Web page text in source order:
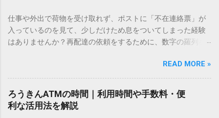
必要はありません。 1. なぜ「変換」しても旧字・外字が出て
こないのか？ そもそも、なぜ普通の変換で出てこない漢字が
あるのでしょうか。その理由は、パソコンが文字を認識する
は、JIS規格（日本産業規格）によって「第1水準」「第2水
準」といった形で整理されています。しかし、人名や地名に
使われる非常に古い漢字（旧字）や、特定の組織だけで作ら
れた「外字」は、この一般的な変換リストに含まれていない
仕事や外出で荷物を受け取れず、ポストに「不在連絡票」が
入っているのを見て、少しだけため息をついてしまった経験
はありませんか？再配達の依頼をするために、数字の羅列を
ことに申し訳なさを感じたりすることもあるかもしれませ
ん。 「もっとスムーズに、自分のタイミングで受け取りた
い」 「わざわざ電話をかけずに、スマホ一つで完結させた
い」 そんな願いを叶えてくれるのが、佐川急便の会員制サー
ビス「スマートクラブ」と、LINEや公式アプリの連携です。
READ MORE »
ろうきんATMの時間｜利用時間や手数料・便
利な活用法を解説